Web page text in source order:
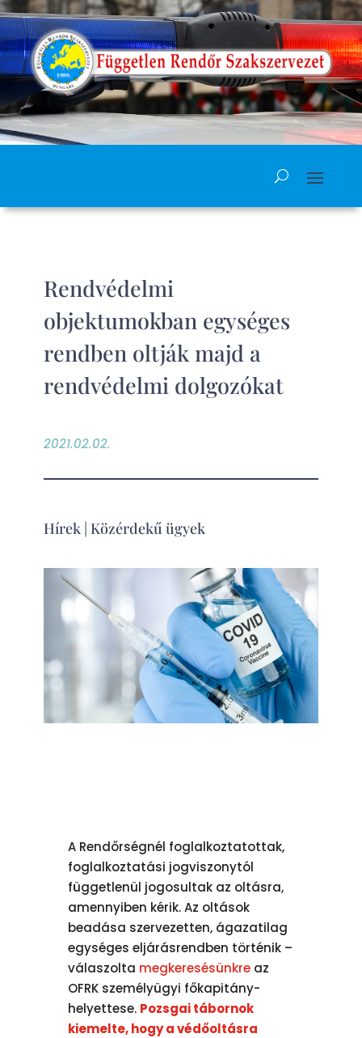
Rendvédelmi
objektumokban egységes
rendben oltják majd a
rendvédelmi dolgozókat
2021.02.02.
Hírek| Közérdekű ügyek
A Rendőrségnél foglalkoztatottak,
foglalkoztatási jogviszonytól
függetlenül jogosultak az oltásra,
amennyiben kérik. Az oltások
beadása szervezetten, ágazatilag
egységes eljárásrendben történik –
válaszolta megkeresésünkre az
OFRK személyügyi főkapitány-
helyettese. Pozsgai tábornok
kiemelte, hogy a védőoltásra